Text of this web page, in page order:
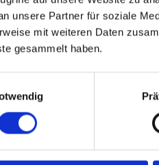
unsere Partner für soziale
mit weiteren Daten
gesammelt haben.
jede von der betroffenen
Erklärung oder einer
personenbezogenen
die Verarbeitung
Charakter ist die:
Website:
www.uhren-
und Informationen
Uhren und Optik GmbH